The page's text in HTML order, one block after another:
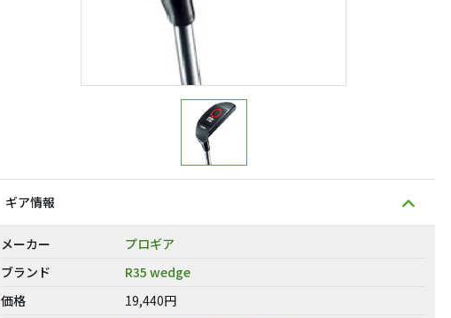
ギア情報
メーカー
プロギア
ブランド
R35 wedge
価格
19,440円